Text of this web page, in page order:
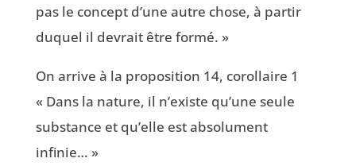
pas le concept d’une autre chose, à partir
duquel il devrait être formé. »
On arrive à la proposition 14, corollaire 1
« Dans la nature, il n’existe qu’une seule
substance et qu’elle est absolument
infinie… »